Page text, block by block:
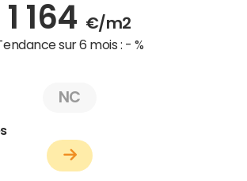
1 164 €/m2
sur 6 mois : - %
NC